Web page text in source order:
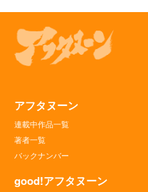
アフタヌーン
連載中作品一覧
著者一覧
バックナンバー
good!アフタヌーン